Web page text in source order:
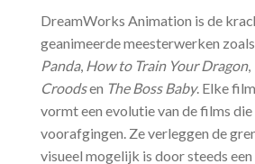
DreamWorks Animation is de
geanimeerde meesterwerken zoals
Panda, How to Train Your Dragon,
Croodsen The Boss Baby. Elke
vormt een evolutie van de films die
voorafgingen. Ze verleggen de
visueel mogelijk is door steeds